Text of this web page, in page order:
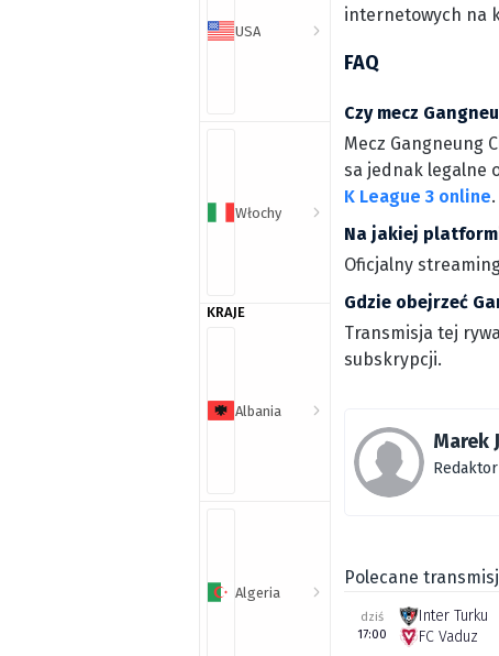
USA
Włochy
KRAJE
Albania
Algeria
internetowych na
FAQ
Czy mecz
Mecz Gangneung
sa jednak legalne
K League 3 online.
Na jakiej
Oficjalny
Gdzie obejrzeć
Transmisja tej
subskrypcji.
Marek
Polecane
dziś
17:00
Inter Turku
FC Vaduz